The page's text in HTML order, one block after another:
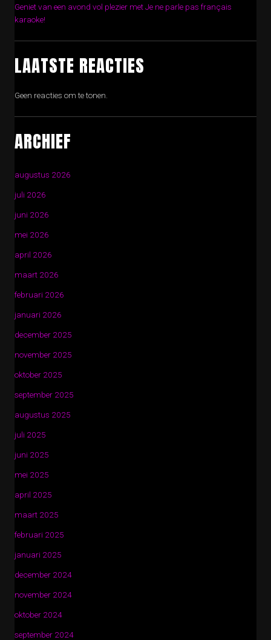
Geniet van een avond vol plezier met Je ne parle pas français
karaoke!
LAATSTE REACTIES
Geen reacties om te tonen.
ARCHIEF
augustus 2026
juli 2026
juni 2026
mei 2026
april 2026
maart 2026
februari 2026
januari 2026
december 2025
november 2025
oktober 2025
september 2025
augustus 2025
juli 2025
juni 2025
mei 2025
april 2025
maart 2025
februari 2025
januari 2025
december 2024
november 2024
oktober 2024
september 2024